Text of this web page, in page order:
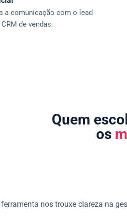
a comunicação com o lead
de vendas.
Quem
os
nos trouxe clareza na